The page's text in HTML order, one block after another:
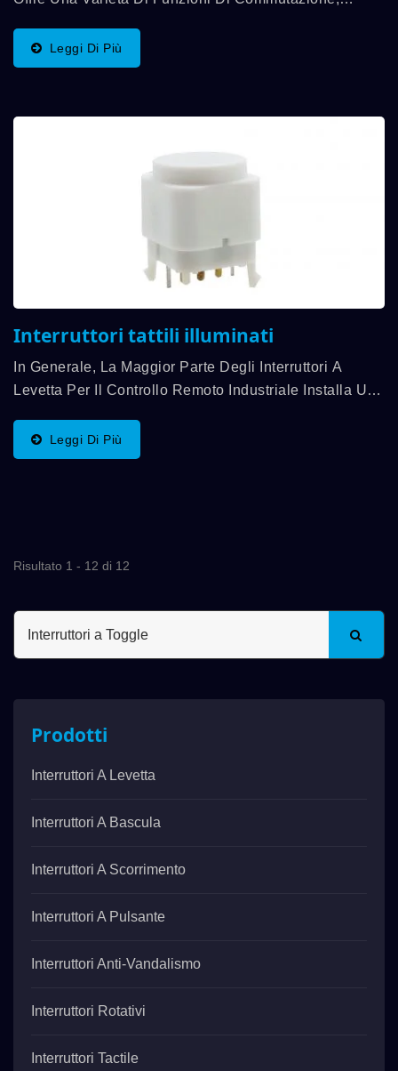
Entrambe Le Capacità Di Contatto Di 10A/250VAC,
15A/125VAC E 20A/125VAC. DAILYWELL...
Leggi Di Più
Interruttori tattili illuminati
In Generale, La Maggior Parte Degli Interruttori A
Levetta Per Il Controllo Remoto Industriale Installa Un
Verificare La Conduzione. DAILYWELL Ha
Considerato...
Leggi Di Più
Risultato 1 - 12 di 12
Prodotti
Interruttori A Levetta
Interruttori A Bascula
Interruttori A Scorrimento
Interruttori A Pulsante
Interruttori Anti-Vandalismo
Interruttori Rotativi
Interruttori Tactile